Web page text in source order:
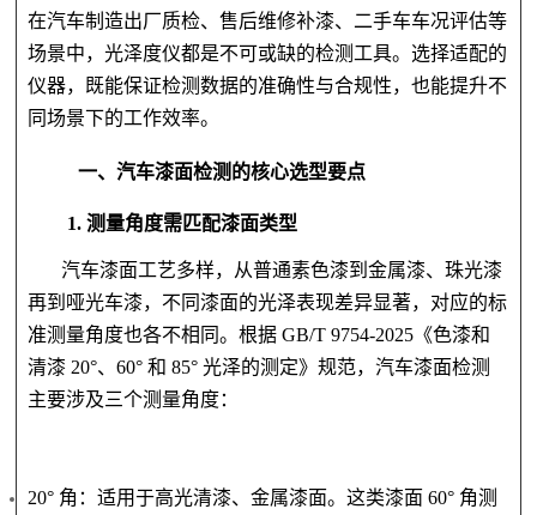
在汽车制造出厂质检、售后维修补漆、二手车车况评估等
场景中，光泽度仪都是不可或缺的检测工具。选择适配的
仪器，既能保证检测数据的准确性与合规性，也能提升不
同场景下的工作效率。
一、汽车漆面检测的核心选型要点
1. 测量角度需匹配漆面类型
汽车漆面工艺多样，从普通素色漆到金属漆、珠光漆
再到哑光车漆，不同漆面的光泽表现差异显著，对应的标
准测量角度也各不相同。根据 GB/T 9754-2025《色漆和
清漆 20°、60° 和 85° 光泽的测定》规范，汽车漆面检测
主要涉及三个测量角度：
20° 角：适用于高光清漆、金属漆面。这类漆面 60° 角测